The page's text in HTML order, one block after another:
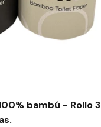
bambú - Rollo 3